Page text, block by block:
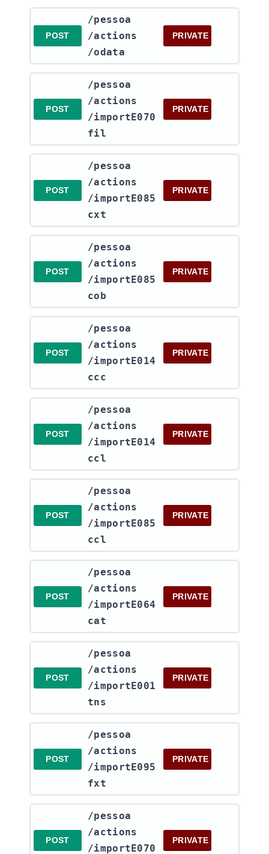
POST
​/pessoa​
/actions​
/odata
PRIVATE
POST
​/pessoa​
/actions​
/importE070
fil
PRIVATE
POST
​/pessoa​
/actions​
/importE085
cxt
PRIVATE
POST
​/pessoa​
/actions​
/importE085
cob
PRIVATE
POST
​/pessoa​
/actions​
/importE014
ccc
PRIVATE
POST
​/pessoa​
/actions​
/importE014
ccl
PRIVATE
POST
​/pessoa​
/actions​
/importE085
ccl
PRIVATE
POST
​/pessoa​
/actions​
/importE064
cat
PRIVATE
POST
​/pessoa​
/actions​
/importE001
tns
PRIVATE
POST
​/pessoa​
/actions​
/importE095
fxt
PRIVATE
POST
​/pessoa​
/actions​
/importE070
PRIVATE